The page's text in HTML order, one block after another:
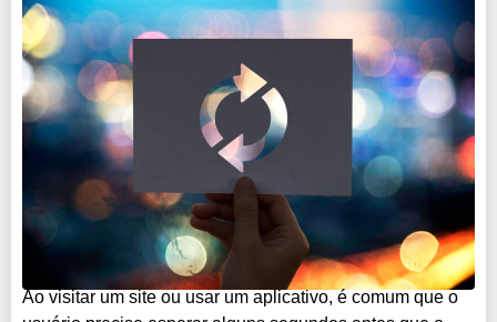
Ao visitar um site ou usar um aplicativo, é comum que o